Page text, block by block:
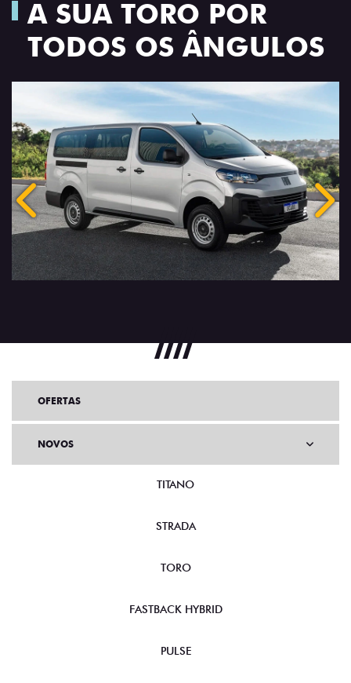
A SUA TORO POR
TODOS OS ÂNGULOS
Anterior
OFERTAS
NOVOS
TITANO
STRADA
TORO
FASTBACK HYBRID
PULSE